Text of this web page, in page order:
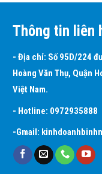
điện plasma, tạo
hóa 99% vi-rút trong
Thông tin liên
- Địa chỉ: Số 95D/224
Hoàng Văn Thụ, Quận
Việt Nam.
- Hotline: 0972935888
-Gmail: